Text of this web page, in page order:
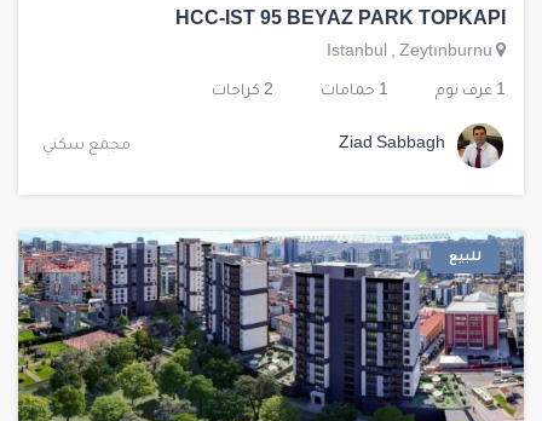
HCC-IST 95 BEYAZ PARK TOPKAPI
Istanbul , Zeytınburnu
1 غرف نوم 1 حمامات 2 كراجات
Ziad Sabbagh مجمع سكني
للبيع